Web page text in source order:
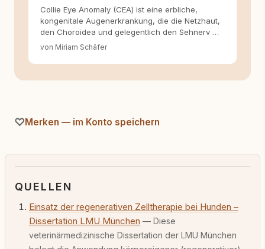
Collie Eye Anomaly (CEA) ist eine erbliche,
kongenitale Augenerkrankung, die die Netzhaut,
den Choroidea und gelegentlich den Sehnerv …
von Miriam Schäfer
Merken — im Konto speichern
QUELLEN
Einsatz der regenerativen Zelltherapie bei Hunden –
Dissertation LMU München — Diese
veterinärmedizinische Dissertation der LMU München